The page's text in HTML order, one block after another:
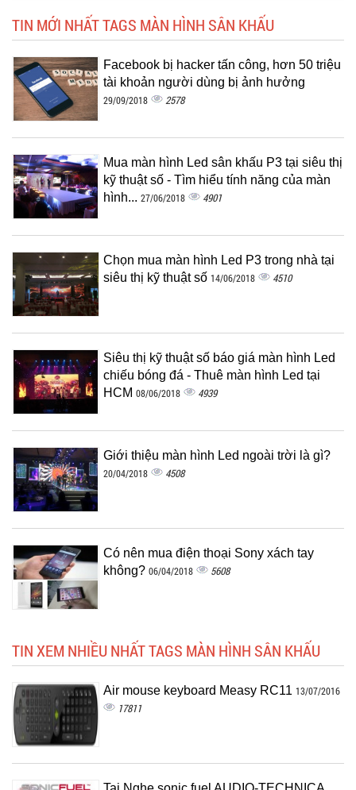
TIN MỚI NHẤT TAGS MÀN HÌNH SÂN KHẤU
Facebook bị hacker tấn công, hơn 50 triệu
tài khoản người dùng bị ảnh hưởng
29/09/2018 2578
Mua màn hình Led sân khấu P3 tại siêu thị
kỹ thuật số - Tìm hiểu tính năng của màn
hình... 27/06/2018 4901
Chọn mua màn hình Led P3 trong nhà tại
siêu thị kỹ thuật số 14/06/2018 4510
Siêu thị kỹ thuật số báo giá màn hình Led
chiếu bóng đá - Thuê màn hình Led tại
HCM 08/06/2018 4939
Giới thiệu màn hình Led ngoài trời là gì?
20/04/2018 4508
Có nên mua điện thoại Sony xách tay
không? 06/04/2018 5608
TIN XEM NHIỀU NHẤT TAGS MÀN HÌNH SÂN KHẤU
Air mouse keyboard Measy RC11 13/07/2016
17811